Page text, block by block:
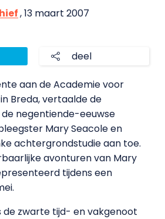
, 13 maart 2007
deel
aan de Academie voor
Breda, vertaalde de
negentiende-eeuwse
Mary Seacole en
achtergrondstudie aan toe.
avonturen van Mary
tijdens een
de zwarte tijd- en vakgenoot